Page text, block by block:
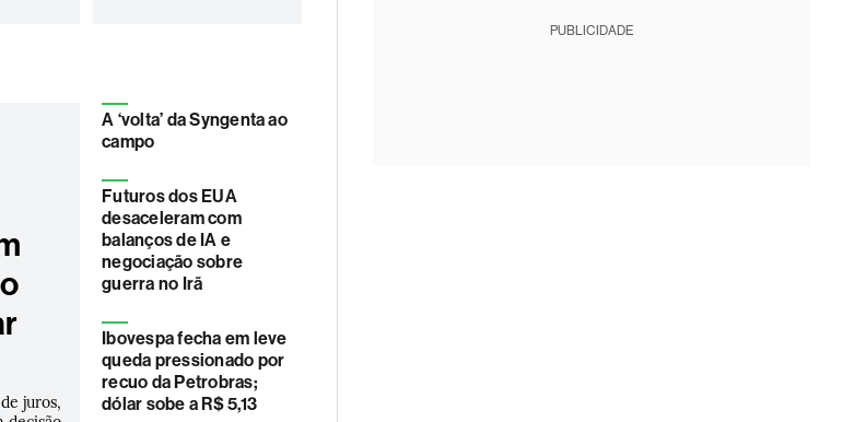
juros,
A ‘volta’ da Syngenta ao
campo
Futuros dos EUA
desaceleram com
balanços de IA e
negociação sobre
guerra no Irã
Ibovespa fecha em leve
queda pressionado por
recuo da Petrobras;
dólar sobe a R$ 5,13
PUBLICIDADE